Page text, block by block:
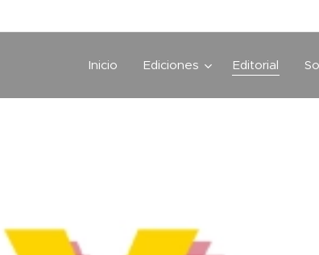
Inicio Ediciones Editorial